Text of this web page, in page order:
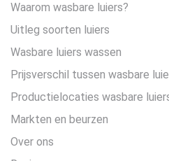
Waarom wasbare luiers?
Uitleg soorten luiers
Wasbare luiers wassen
Prijsverschil tussen wasbare
Productielocaties wasbare
Markten en beurzen
Over ons